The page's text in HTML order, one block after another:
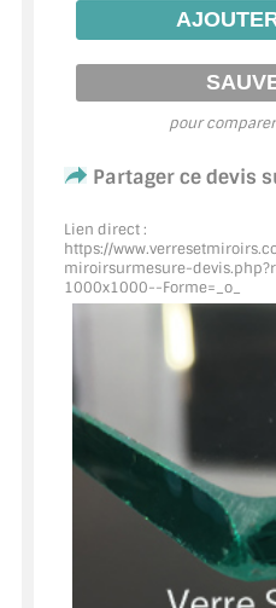
PLEXIGLAS PMMA
DOUBLE VITRAGE
ACCESSOIRES &
CATALOGUE DE
LES FIXATIONS POUR
LES PROFILS PAROI DE
VITRINE EN VERRE
CONNECTEURS ET
PLATS ET CORNIÈRES
LES CHARNIÈRES DE
BOUTONS ET POIGNÉES
pour
Partager ce devis
Lien direct :
https://
miroirsurmesure-
1000x1000--Forme=_o_